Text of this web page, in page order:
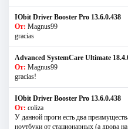
IObit Driver Booster Pro 13.6.0.438
От: Magnus99
gracias
Advanced SystemCare Ultimate
От: Magnus99
gracias!
IObit Driver Booster Pro 13.6.0.438
От: coliza
У данной проги есть два
ноутбуки от стационарных (а дрова